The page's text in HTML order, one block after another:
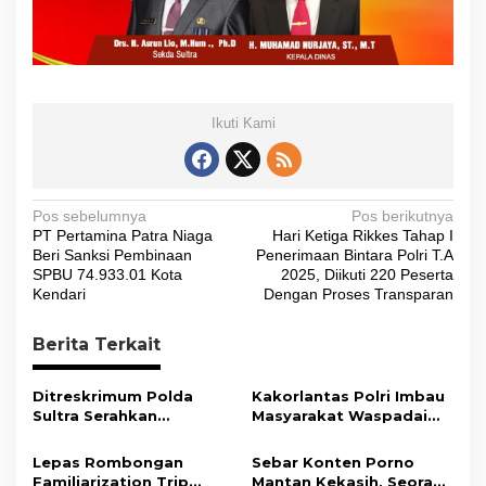
Ikuti Kami
N
a
v
g
a
s
p
Pos sebelumnya
PT Pertamina Patra Niaga
Beri Sanksi Pembinaan
SPBU 74.933.01 Kota
Kendari
Pos berikutnya
Hari Ketiga Rikkes Tahap I
Penerimaan Bintara Polri T.A
2025, Diikuti 220 Peserta
Dengan Proses Transparan
Berita Terkait
Ditreskrimum Polda
Sultra Serahkan
Bukti Kasus Dugaan
Penyelenggaraan
Kakorlantas Polri Imbau
Masyarakat Waspadai
Baru
Lepas Rombongan
Familiarization Trip
Sebar Konten Porno
Mantan Kekasih, Seorang